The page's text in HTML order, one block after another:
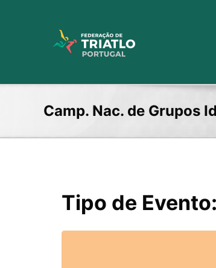
Camp. Nac. de Grupos
Tipo de